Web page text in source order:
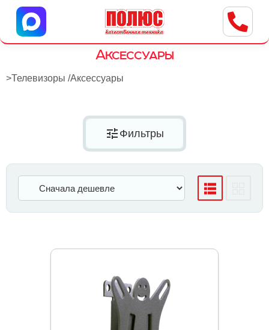
Центр бытовой техники
г. Ульяновск, ул. Пушкарева, 8a
Аксессуары
>Телевизоры /Аксессуары
tune Фильтры